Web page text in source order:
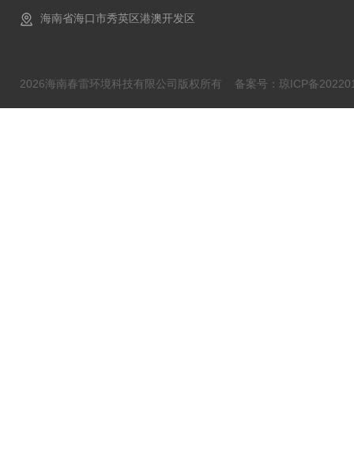
海南省海口市秀英区港澳开发区
2026海南春雷环境科技有限公司版权所有 备案号：琼ICP备